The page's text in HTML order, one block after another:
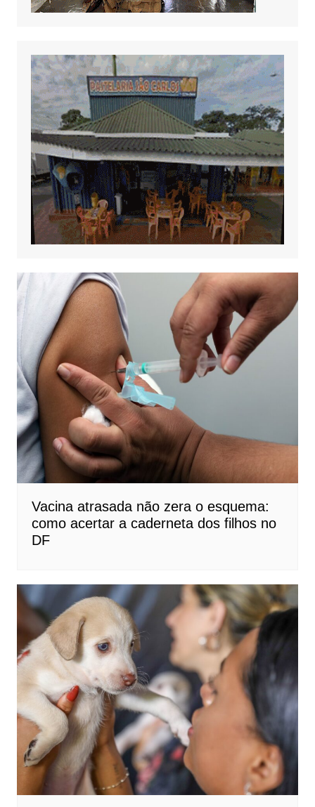
Vacina atrasada não zera o esquema:
como acertar a caderneta dos filhos no
DF